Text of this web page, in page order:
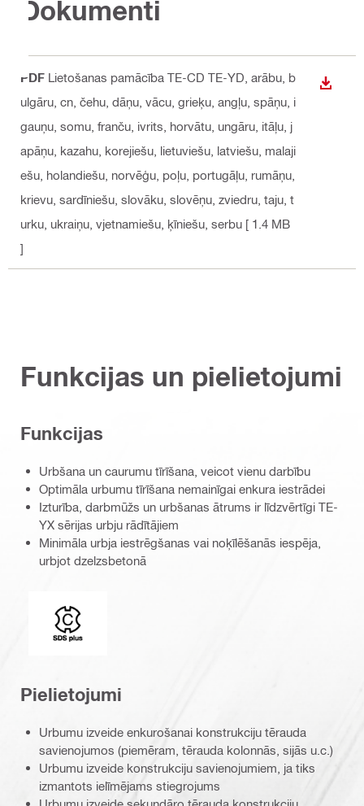
Dokumenti
PDF Lietošanas pamācība TE-CD TE-YD , arābu, b
ulgāru, cn, čehu, dāņu, vācu, grieķu, angļu, spāņu, i
gauņu, somu, franču, ivrits, horvātu, ungāru, itāļu, j
apāņu, kazahu, korejiešu, lietuviešu, latviešu, malaji
ešu, holandiešu, norvēģu, poļu, portugāļu, rumāņu,
krievu, sardīniešu, slovāku, slovēņu, zviedru, taju, t
urku, ukraiņu, vjetnamiešu, ķīniešu, serbu [ 1.4 MB
]
Funkcijas un pielietojumi
Funkcijas
Urbšana un caurumu tīrīšana, veicot vienu darbību
Optimāla urbumu tīrīšana nemainīgai enkura iestrādei
Izturība, darbmūžs un urbšanas ātrums ir līdzvērtīgi TE-
YX sērijas urbju rādītājiem
Minimāla urbja iestrēgšanas vai noķīlēšanās iespēja,
urbjot dzelzsbetonā
Savienojuma gals
Pielietojumi
Urbumu izveide enkurošanai konstrukciju tērauda
savienojumos (piemēram, tērauda kolonnās, sijās u.c.)
Urbumu izveide konstrukciju savienojumiem, ja tiks
izmantots ielīmējams stiegrojums